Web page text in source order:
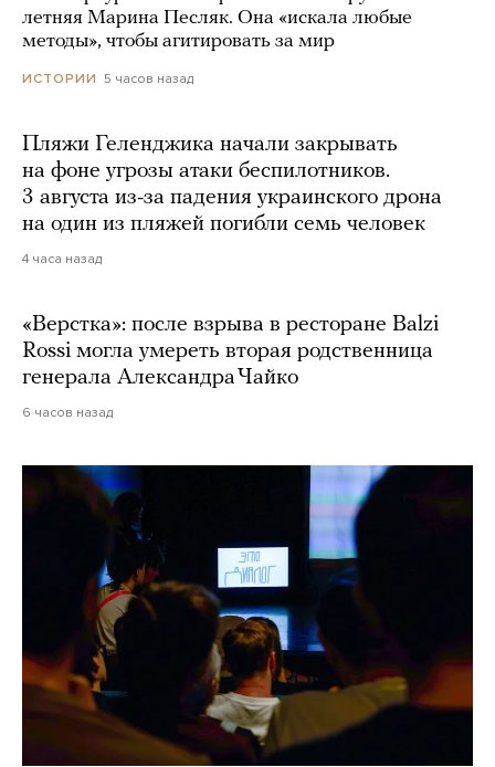
летняя Марина Песляк. Она «искала любые
методы», чтобы агитировать за мир
ИСТОРИИ 5 часов назад
Пляжи Геленджика начали закрывать
на фоне угрозы атаки беспилотников.
3 августа из-за падения украинского дрона
на один из пляжей погибли семь человек
4 часа назад
«Верстка»: после взрыва в ресторане Balzi
Rossi могла умереть вторая родственница
генерала Александра Чайко
6 часов назад